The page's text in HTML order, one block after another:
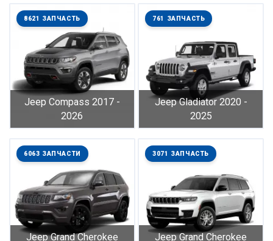
Jeep Compass 2017 -
2026
8621 ЗАПЧАСТЬ
Jeep Gladiator 2020 -
2025
761 ЗАПЧАСТЬ
Jeep Grand Cherokee
6063 ЗАПЧАСТИ
Jeep Grand Cherokee
3071 ЗАПЧАСТЬ